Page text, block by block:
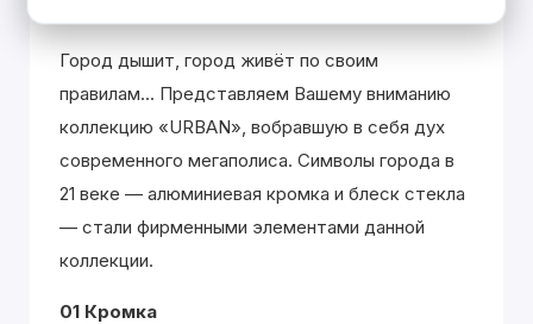
Город дышит, город живёт по своим
правилам... Представляем Вашему вниманию
коллекцию «URBAN», вобравшую в себя дух
современного мегаполиса. Символы города в
21 веке — алюминиевая кромка и блеск стекла
— стали фирменными элементами данной
коллекции.
01 Кромка